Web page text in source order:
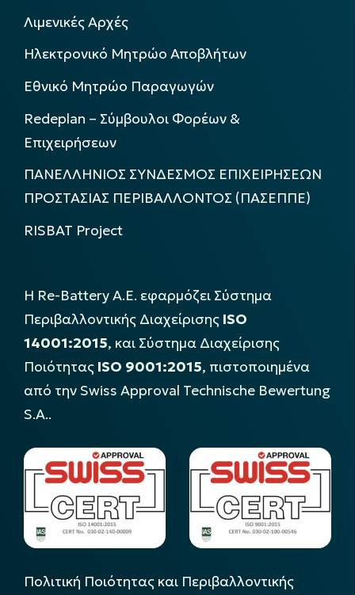
Λιμενικές Αρχές
Ηλεκτρονικό Μητρώο Αποβλήτων
Εθνικό Μητρώο Παραγωγών
Redeplan – Σύμβουλοι Φορέων &
Επιχειρήσεων
ΠΑΝΕΛΛΗΝΙΟΣ ΣΥΝΔΕΣΜΟΣ ΕΠΙΧΕΙΡΗΣΕΩΝ
ΠΡΟΣΤΑΣΙΑΣ ΠΕΡΙΒΑΛΛΟΝΤΟΣ (ΠΑΣΕΠΠΕ)
RISBAT Project
Η Re-Battery Α.Ε. εφαρμόζει Σύστημα
Περιβαλλοντικής Διαχείρισης ISO
14001:2015, και Σύστημα Διαχείρισης
Ποιότητας ISO 9001:2015, πιστοποιημένα
από την Swiss Approval Technische Bewertung
S.A..
Πολιτική Ποιότητας και Περιβαλλοντικής